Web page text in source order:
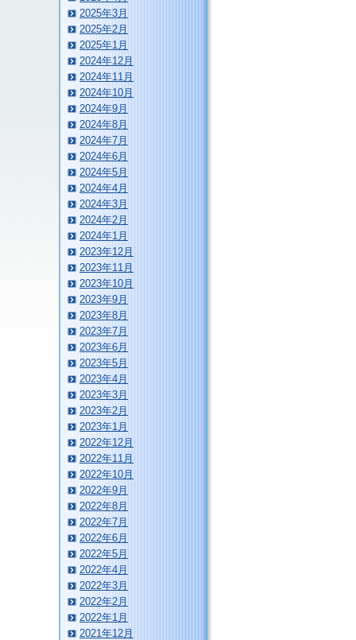
2025年3月
2025年2月
2025年1月
2024年12月
2024年11月
2024年10月
2024年9月
2024年8月
2024年7月
2024年6月
2024年5月
2024年4月
2024年3月
2024年2月
2024年1月
2023年12月
2023年11月
2023年10月
2023年9月
2023年8月
2023年7月
2023年6月
2023年5月
2023年4月
2023年3月
2023年2月
2023年1月
2022年12月
2022年11月
2022年10月
2022年9月
2022年8月
2022年7月
2022年6月
2022年5月
2022年4月
2022年3月
2022年2月
2022年1月
2021年12月